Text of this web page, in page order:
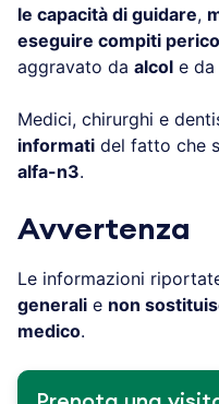
le capacità di guidare,
eseguire compiti
aggravato da alcol e da
Medici, chirurghi e
informati del fatto che
alfa-n3.
Avvertenza
Le informazioni
generali e non
medico.